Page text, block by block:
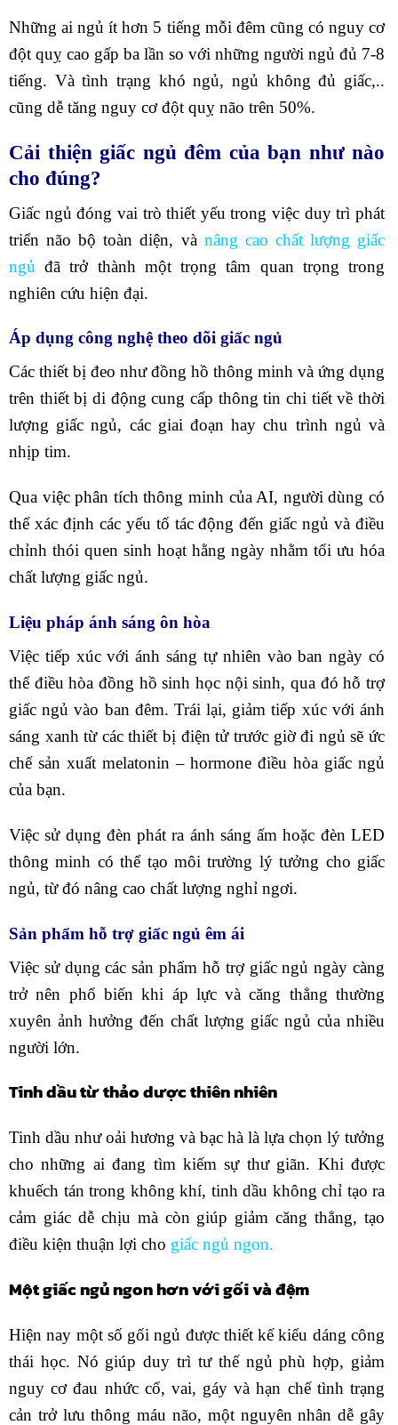
Những ai ngủ ít hơn 5 tiếng mỗi đêm cũng có nguy cơ
đột quỵ cao gấp ba lần so với những người ngủ đủ 7-8
tiếng. Và tình trạng khó ngủ, ngủ không đủ giấc,..
cũng dễ tăng nguy cơ đột quỵ não trên 50%.
Cải thiện giấc ngủ đêm của bạn như nào
cho đúng?
Giấc ngủ đóng vai trò thiết yếu trong việc duy trì phát
triển não bộ toàn diện, vànâng cao chất lượng giấc
ngủ đã trở thành một trọng tâm quan trọng trong
nghiên cứu hiện đại.
Áp dụng công nghệ theo dõi giấc ngủ
Các thiết bị đeo như đồng hồ thông minh và ứng dụng
trên thiết bị di động cung cấp thông tin chi tiết về thời
lượng giấc ngủ, các giai đoạn hay chu trình ngủ và
nhịp tim.
Qua việc phân tích thông minh của AI, người dùng có
thể xác định các yếu tố tác động đến giấc ngủ và điều
chỉnh thói quen sinh hoạt hằng ngày nhằm tối ưu hóa
chất lượng giấc ngủ.
Liệu pháp ánh sáng ôn hòa
Việc tiếp xúc với ánh sáng tự nhiên vào ban ngày có
thể điều hòa đồng hồ sinh học nội sinh, qua đó hỗ trợ
giấc ngủ vào ban đêm. Trái lại, giảm tiếp xúc với ánh
sáng xanh từ các thiết bị điện tử trước giờ đi ngủ sẽ ức
chế sản xuất melatonin – hormone điều hòa giấc ngủ
của bạn.
Việc sử dụng đèn phát ra ánh sáng ấm hoặc đèn LED
thông minh có thể tạo môi trường lý tưởng cho giấc
ngủ, từ đó nâng cao chất lượng nghỉ ngơi.
Sản phẩm hỗ trợ giấc ngủ êm ái
Việc sử dụng các sản phẩm hỗ trợ giấc ngủ ngày càng
trở nên phổ biến khi áp lực và căng thẳng thường
xuyên ảnh hưởng đến chất lượng giấc ngủ của nhiều
người lớn.
Tinh dầu từ thảo dược thiên nhiên
Tinh dầu như oải hương và bạc hà là lựa chọn lý tưởng
cho những ai đang tìm kiếm sự thư giãn. Khi được
khuếch tán trong không khí, tinh dầu không chỉ tạo ra
cảm giác dễ chịu mà còn giúp giảm căng thẳng, tạo
điều kiện thuận lợi cho giấc ngủ ngon.
Một giấc ngủ ngon hơn với gối và đệm
Hiện nay một số gối ngủ được thiết kế kiểu dáng công
thái học. Nó giúp duy trì tư thế ngủ phù hợp, giảm
nguy cơ đau nhức cổ, vai, gáy và hạn chế tình trạng
cản trở lưu thông máu não, một nguyên nhân dễ gây